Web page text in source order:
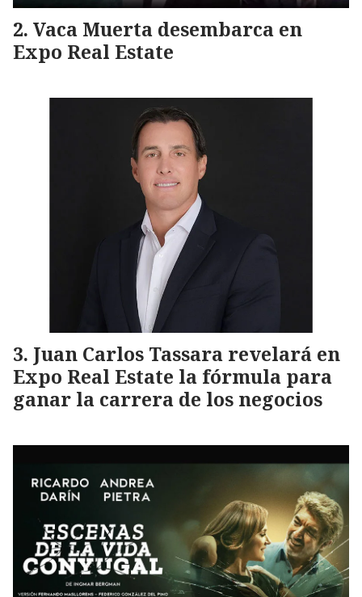
Vaca Muerta desembarca en
Expo Real Estate
Juan Carlos Tassara revelará en
Expo Real Estate la fórmula para
ganar la carrera de los negocios